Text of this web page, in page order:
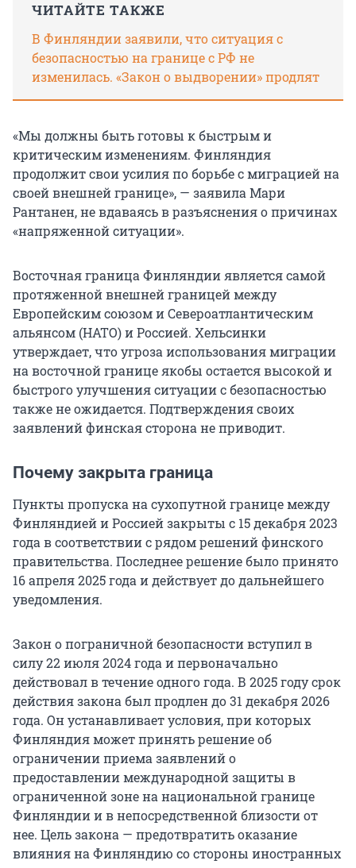
ЧИТАЙТЕ ТАКЖЕ
В Финляндии заявили, что ситуация с
безопасностью на границе с РФ не
изменилась. «Закон о выдворении» продлят
«Мы должны быть готовы к быстрым и
критическим изменениям. Финляндия
продолжит свои усилия по борьбе с миграцией на
своей внешней границе», — заявила Мари
Рантанен, не вдаваясь в разъяснения о причинах
«напряженной ситуации».
Восточная граница Финляндии является самой
протяженной внешней границей между
Европейским союзом и Североатлантическим
альянсом (НАТО) и Россией. Хельсинки
утверждает, что угроза использования миграции
на восточной границе якобы остается высокой и
быстрого улучшения ситуации с безопасностью
также не ожидается. Подтверждения своих
заявлений финская сторона не приводит.
Почему закрыта граница
Пункты пропуска на сухопутной границе между
Финляндией и Россией закрыты с 15 декабря 2023
года в соответствии с рядом решений финского
правительства. Последнее решение было принято
16 апреля 2025 года и действует до дальнейшего
уведомления.
Закон о пограничной безопасности вступил в
силу 22 июля 2024 года и первоначально
действовал в течение одного года. В 2025 году срок
действия закона был продлен до 31 декабря 2026
года. Он устанавливает условия, при которых
Финляндия может принять решение об
ограничении приема заявлений о
предоставлении международной защиты в
ограниченной зоне на национальной границе
Финляндии и в непосредственной близости от
нее. Цель закона — предотвратить оказание
влияния на Финляндию со стороны иностранных